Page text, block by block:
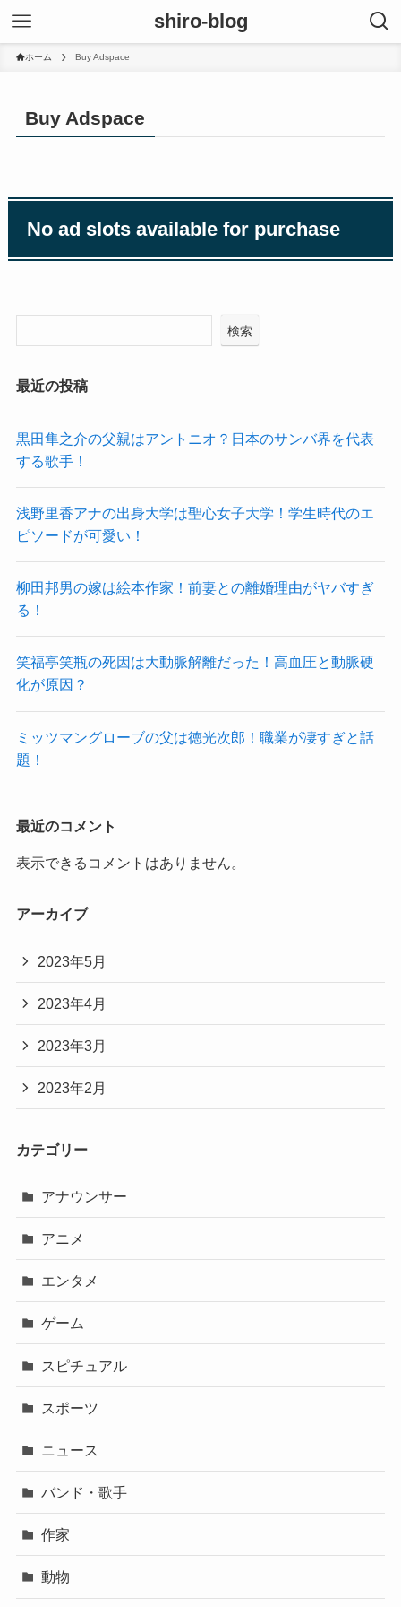
shiro-blog
ホーム Buy Adspace
Buy Adspace
No ad slots available for purchase
検索
最近の投稿
黒田隼之介の父親はアントニオ？日本のサンバ界を代表
する歌手！
浅野里香アナの出身大学は聖心女子大学！学生時代のエ
ピソードが可愛い！
柳田邦男の嫁は絵本作家！前妻との離婚理由がヤバすぎ
る！
笑福亭笑瓶の死因は大動脈解離だった！高血圧と動脈硬
化が原因？
ミッツマングローブの父は徳光次郎！職業が凄すぎと話
題！
最近のコメント
表示できるコメントはありません。
アーカイブ
2023年5月
2023年4月
2023年3月
2023年2月
カテゴリー
アナウンサー
アニメ
エンタメ
ゲーム
スピチュアル
スポーツ
ニュース
バンド・歌手
作家
動物